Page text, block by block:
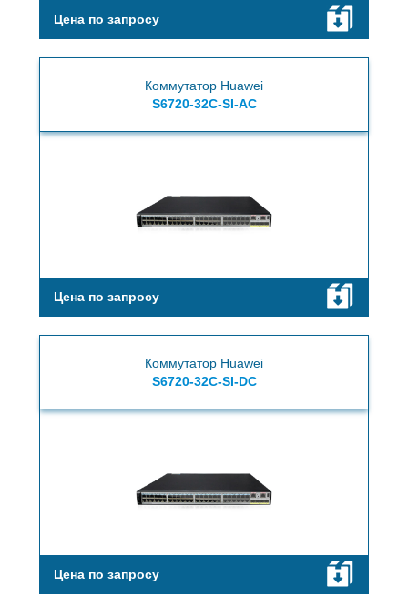
Цена по запросу
Коммутатор Huawei
S6720-32C-SI-AC
Цена по запросу
Коммутатор Huawei
S6720-32C-SI-DC
Цена по запросу